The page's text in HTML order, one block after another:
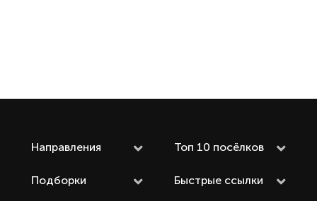
Направления Топ 10 посёлков
Подборки Быстрые ссылки